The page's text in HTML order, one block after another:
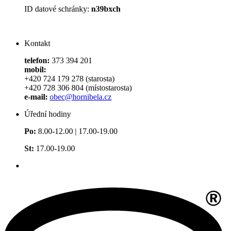
ID datové schránky: n39bxch
Kontakt
telefon: 373 394 201
mobil:
+420 724 179 278 (starosta)
+420 728 306 804 (místostarosta)
e-mail: obec@hornibela.cz
Úřední hodiny
Po: 8.00-12.00 | 17.00-19.00
St: 17.00-19.00